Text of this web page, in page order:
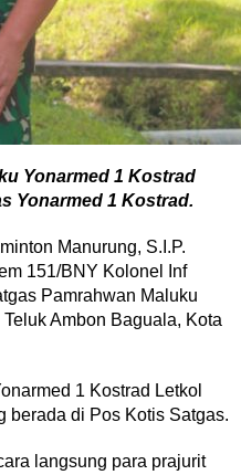
Yonarmed 1 Kostrad
Yonarmed 1 Kostrad.
Manurung, S.I.P.
151/BNY Kolonel Inf
Pamrahwan Maluku
Ambon Baguala, Kota
1 Kostrad Letkol
berada di Pos Kotis Satgas.
langsung para prajurit